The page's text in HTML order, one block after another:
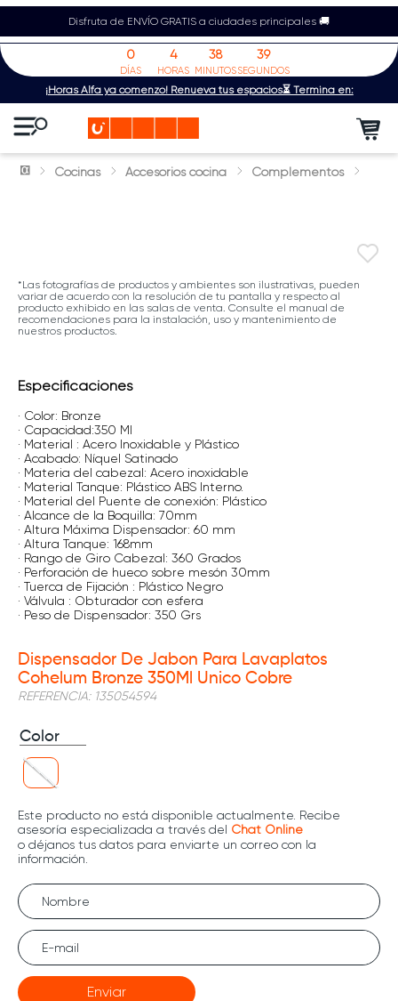
Disfruta de ENVÍO GRATIS a ciudades principales 🚚
¡Horas Alfa ya comenzó! Renueva tus espacios⏳ Termina en:
0
DÍAS
4
HORAS
38
MINUTOS
39
SEGUNDOS
Cocinas Accesorios cocina Complementos
*Las fotografías de productos y ambientes son ilustrativas, pueden
variar de acuerdo con la resolución de tu pantalla y respecto al
producto exhibido en las salas de venta. Consulte el manual de
recomendaciones para la instalación, uso y mantenimiento de
nuestros productos.
Especificaciones
· Color: Bronze
· Capacidad:350 Ml
· Material : Acero Inoxidable y Plástico
· Acabado: Níquel Satinado
· Materia del cabezal: Acero inoxidable
· Material Tanque: Plástico ABS Interno.
· Material del Puente de conexión: Plástico
· Alcance de la Boquilla: 70mm
· Altura Máxima Dispensador: 60 mm
· Altura Tanque: 168mm
· Rango de Giro Cabezal: 360 Grados
· Perforación de hueco sobre mesón 30mm
· Tuerca de Fijación : Plástico Negro
· Válvula : Obturador con esfera
· Peso de Dispensador: 350 Grs
Dispensador De Jabon Para Lavaplatos
Cohelum Bronze 350Ml Unico Cobre
REFERENCIA: 135054594
Color
Enviar